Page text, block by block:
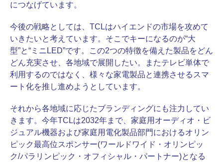
につなげています。
今後の戦略としては、TCLはハイエンドの市場を攻めて
いきたいと考えています。そこでキーになるのが“大
型”と“ミニLED”です。この2つの特徴を備えた製品をどん
どん充実させ、各地域で展開したい。またテレビ単体で
利用するのではなく、様々な家電製品と連携させるスマ
ート化を推し進めようとしています。
それから各地域に応じたブランディングにも注力してい
きます。今年TCLは2032年まで、家庭用オーディオ・ビ
ジュアル機器および家庭用電化製品部門におけるオリン
ピック最高位スポンサー(ワールドワイド・オリンピッ
ク/パラリンピック・オフィシャル・パートナー)となる